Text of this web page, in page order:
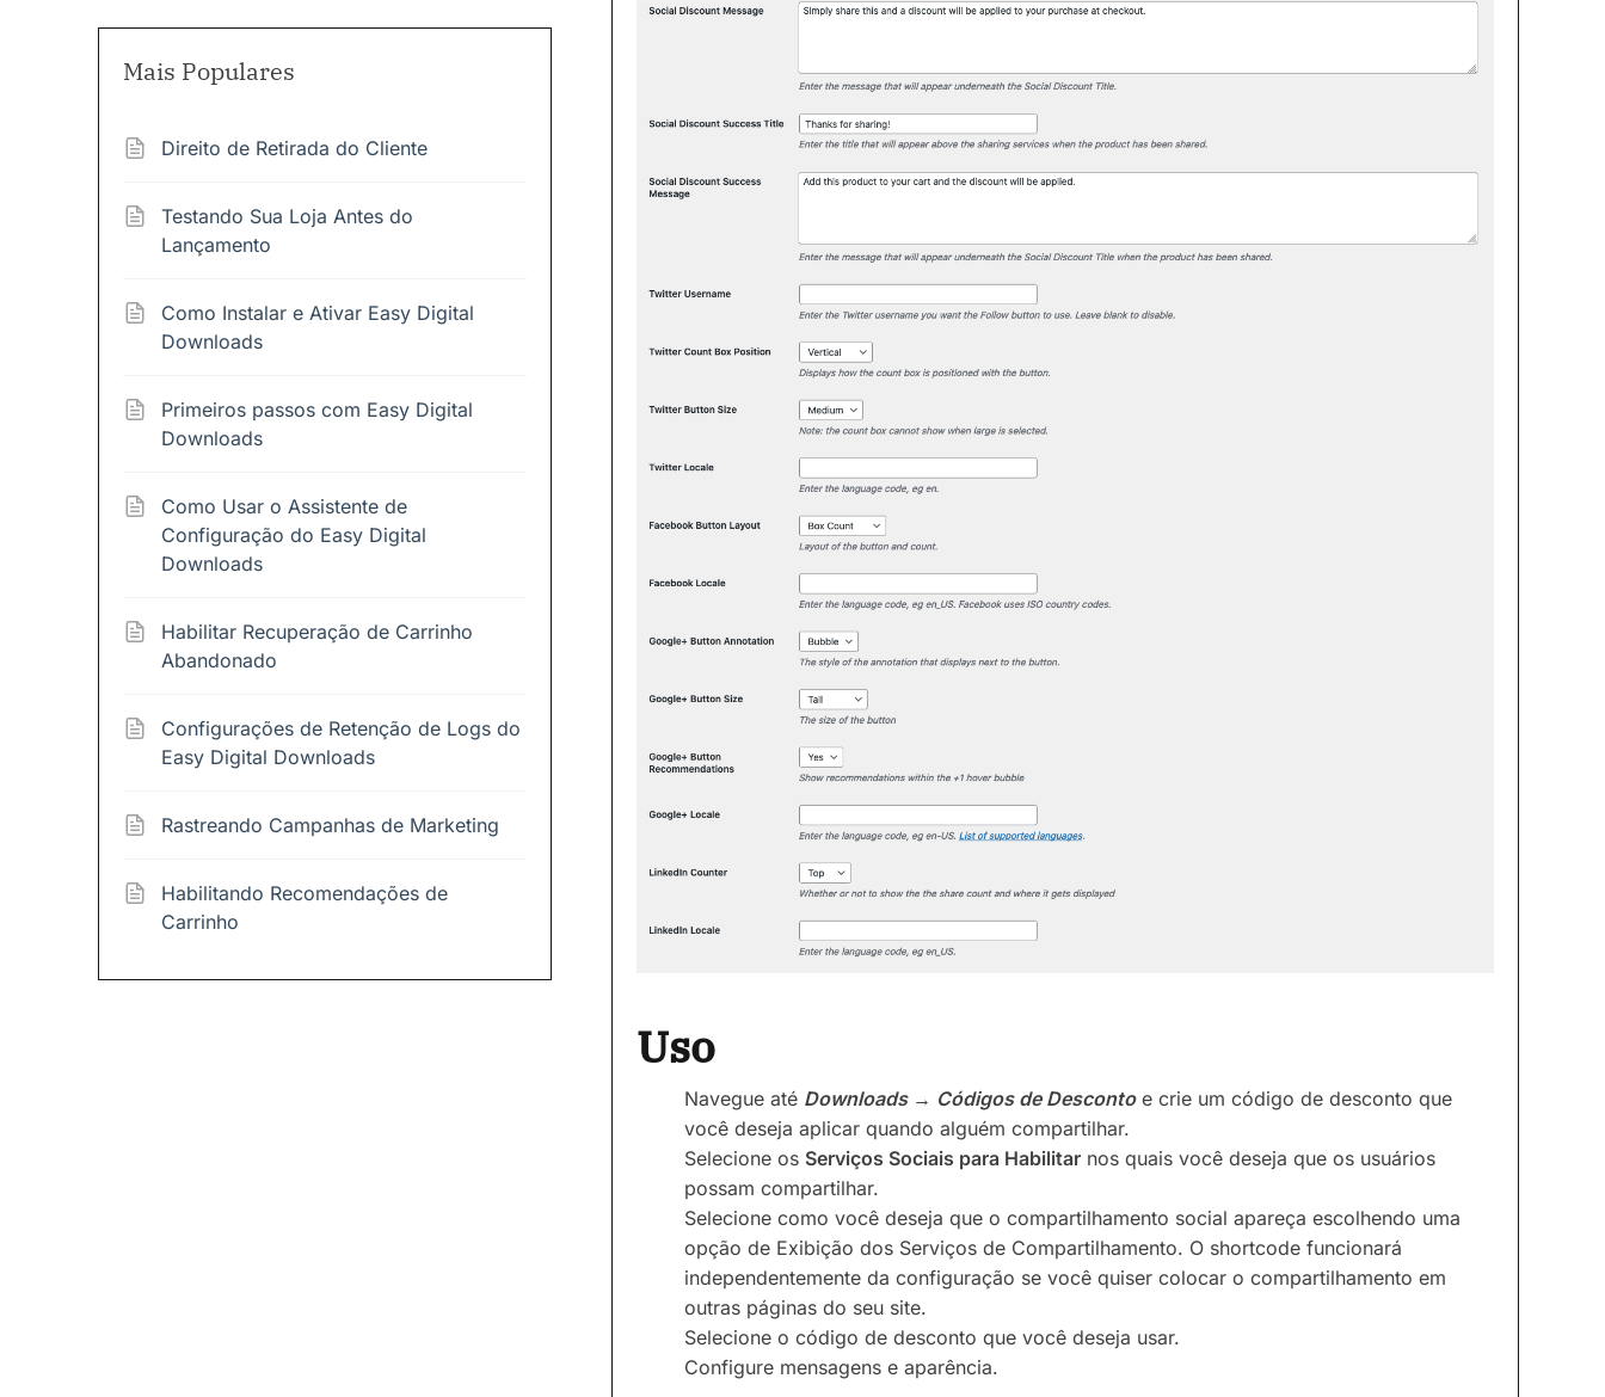
Mais Populares
Direito de Retirada do Cliente
Testando Sua Loja Antes do
Lançamento
Como Instalar e Ativar Easy Digital
Downloads
Primeiros passos com Easy Digital
Downloads
Como Usar o Assistente de
Configuração do Easy Digital
Downloads
Habilitar Recuperação de Carrinho
Abandonado
Configurações de Retenção de Logs do
Easy Digital Downloads
Rastreando Campanhas de Marketing
Habilitando Recomendações de
Carrinho
Uso
Navegue até Downloads → Códigos de Descontoe crie um código de desconto que
você deseja aplicar quando alguém compartilhar.
Selecione os Serviços Sociais para Habilitar nos quais você deseja que os usuários
possam compartilhar.
Selecione como você deseja que o compartilhamento social apareça escolhendo uma
opção de Exibição dos Serviços de Compartilhamento. O shortcode funcionará
independentemente da configuração se você quiser colocar o compartilhamento em
outras páginas do seu site.
Selecione o código de desconto que você deseja usar.
Configure mensagens e aparência.